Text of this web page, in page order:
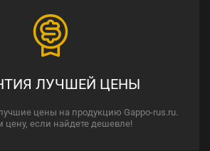
ЛУЧШЕЙ ЦЕНЫ
цены на продукцию Gappo-rus.ru.
цену, если найдете дешевле!